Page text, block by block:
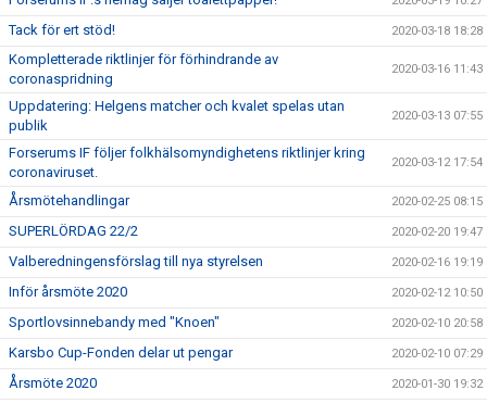
Tack för ert stöd! 2020-03-18 18:28
Kompletterade riktlinjer för förhindrande av
coronaspridning
2020-03-16 11:43
Uppdatering: Helgens matcher och kvalet spelas utan
publik
2020-03-13 07:55
Forserums IF följer folkhälsomyndighetens riktlinjer kring
coronaviruset.
2020-03-12 17:54
Årsmötehandlingar 2020-02-25 08:15
SUPERLÖRDAG 22/2 2020-02-20 19:47
Valberedningensförslag till nya styrelsen 2020-02-16 19:19
Inför årsmöte 2020 2020-02-12 10:50
Sportlovsinnebandy med "Knoen" 2020-02-10 20:58
Karsbo Cup-Fonden delar ut pengar 2020-02-10 07:29
Årsmöte 2020 2020-01-30 19:32